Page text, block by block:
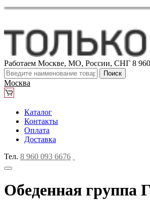
Работаем Москве, МО, России, СНГ 8
Поиск
Москва
Каталог
Контакты
Оплата
Доставка
Тел. 8 960 093 6676
Обеденная группа